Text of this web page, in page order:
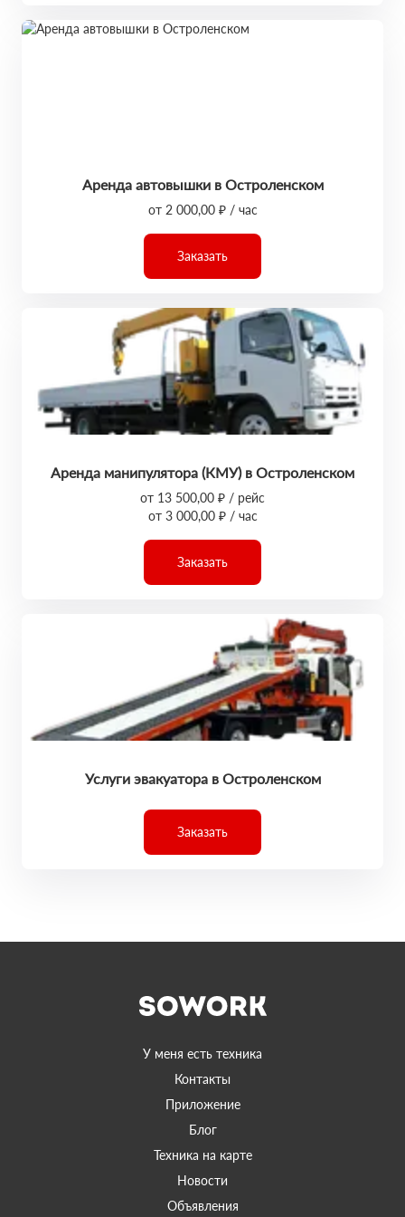
Аренда автовышки в Остроленском
от 2 000,00 ₽ / час
Заказать
Аренда манипулятора (КМУ) в Остроленском
от 13 500,00 ₽ / рейс
от 3 000,00 ₽ / час
Заказать
Услуги эвакуатора в Остроленском
Заказать
У меня есть техника
Контакты
Приложение
Блог
Техника на карте
Новости
Объявления